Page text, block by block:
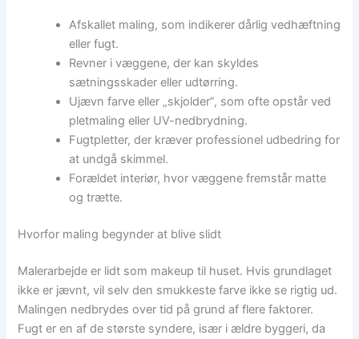
Afskallet maling, som indikerer dårlig vedhæftning
eller fugt.
Revner i væggene, der kan skyldes
sætningsskader eller udtørring.
Ujævn farve eller „skjolder”, som ofte opstår ved
pletmaling eller UV-nedbrydning.
Fugtpletter, der kræver professionel udbedring for
at undgå skimmel.
Forældet interiør, hvor væggene fremstår matte
og trætte.
Hvorfor maling begynder at blive slidt
Malerarbejde er lidt som makeup til huset. Hvis grundlaget
ikke er jævnt, vil selv den smukkeste farve ikke se rigtig ud.
Malingen nedbrydes over tid på grund af flere faktorer.
Fugt er en af de største syndere, især i ældre byggeri, da